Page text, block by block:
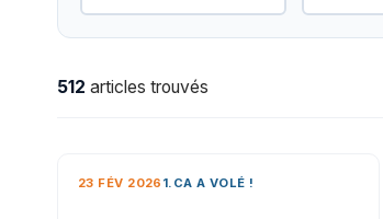
512 articles trouvés
23 FÉV 2026 1.CA A VOLÉ !